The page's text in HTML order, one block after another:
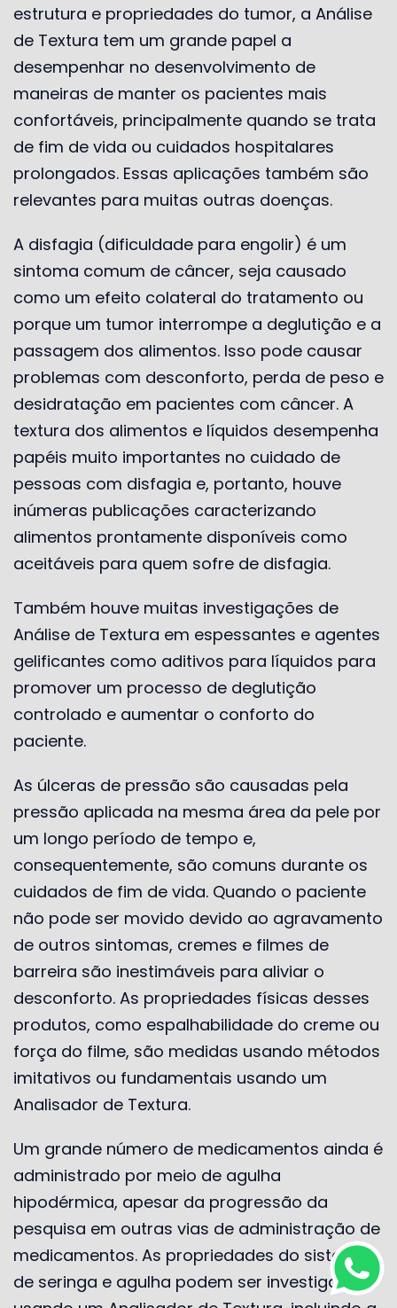
estrutura e propriedades do tumor, a Análise
de Textura tem um grande papel a
desempenhar no desenvolvimento de
maneiras de manter os pacientes mais
confortáveis, principalmente quando se trata
de fim de vida ou cuidados hospitalares
prolongados. Essas aplicações também são
relevantes para muitas outras doenças.
A disfagia (dificuldade para engolir) é um
sintoma comum de câncer, seja causado
como um efeito colateral do tratamento ou
porque um tumor interrompe a deglutição e a
passagem dos alimentos. Isso pode causar
problemas com desconforto, perda de peso e
desidratação em pacientes com câncer. A
textura dos alimentos e líquidos desempenha
papéis muito importantes no cuidado de
pessoas com disfagia e, portanto, houve
inúmeras publicações caracterizando
alimentos prontamente disponíveis como
aceitáveis ​​para quem sofre de disfagia.
Também houve muitas investigações de
Análise de Textura em espessantes e agentes
gelificantes como aditivos para líquidos para
promover um processo de deglutição
controlado e aumentar o conforto do
paciente.
As úlceras de pressão são causadas pela
pressão aplicada na mesma área da pele por
um longo período de tempo e,
consequentemente, são comuns durante os
cuidados de fim de vida. Quando o paciente
não pode ser movido devido ao agravamento
de outros sintomas, cremes e filmes de
barreira são inestimáveis ​​para aliviar o
desconforto. As propriedades físicas desses
produtos, como espalhabilidade do creme ou
força do filme, são medidas usando métodos
imitativos ou fundamentais usando um
Analisador de Textura.
Um grande número de medicamentos ainda é
administrado por meio de agulha
hipodérmica, apesar da progressão da
pesquisa em outras vias de administração de
medicamentos. As propriedades do sistema
de seringa e agulha podem ser investigadas